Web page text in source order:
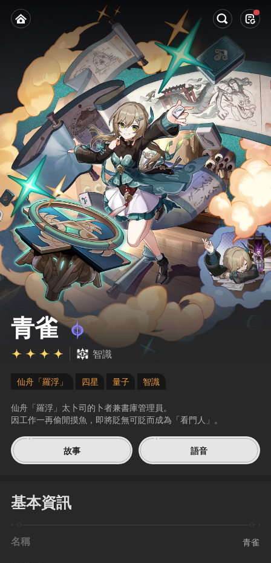
青雀
智識
仙舟「羅浮」 四星 量子 智識
仙舟「羅浮」太卜司的卜者兼書庫管理員。
因工作一再偷閒摸魚，即將貶無可貶而成為「看門人」。
故事 語音
基本資訊
名稱 青雀